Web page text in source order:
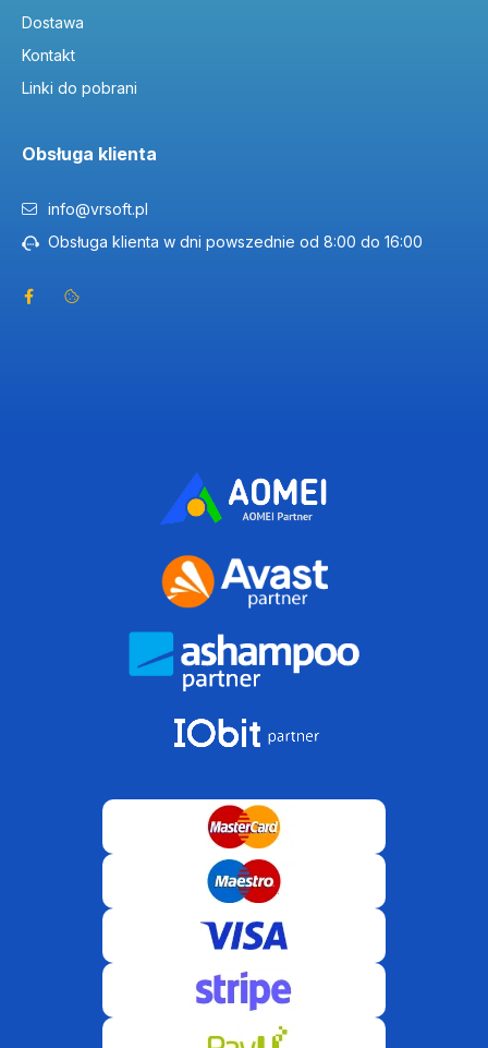
Dostawa
Kontakt
Linki do pobrani
Obsługa klienta
info@vrsoft.pl
Obsługa klienta w dni powszednie od 8:00 do 16:00